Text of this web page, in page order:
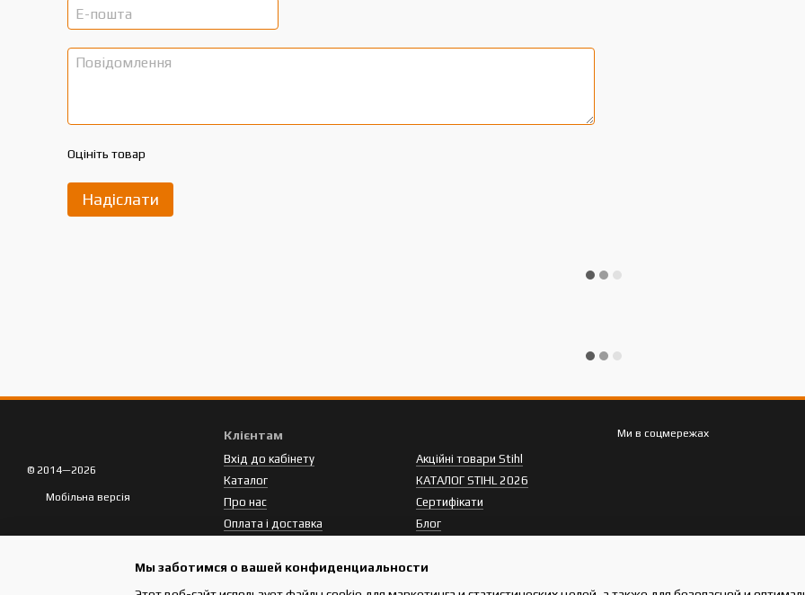
Оцініть товар
Надіслати
© 2014—2026
Мобільна версія
Клієнтам
Вхід до кабінету
Каталог
Про нас
Оплата і доставка
Контактна інформація
Акційні товари Stihl
КАТАЛОГ STIHL 2026
Сертифікати
Блог
Ми в соцмережах
Мы заботимся о вашей конфиденциальности